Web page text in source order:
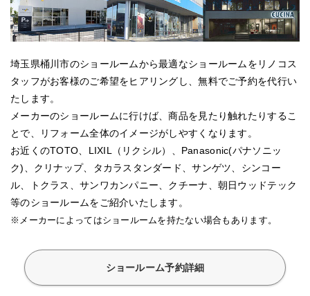
埼玉県桶川市のショールームから最適なショールームをリノコス
タッフがお客様のご希望をヒアリングし、無料でご予約を代行い
たします。
メーカーのショールームに行けば、商品を見たり触れたりするこ
とで、リフォーム全体のイメージがしやすくなります。
お近くのTOTO、LIXIL（リクシル）、Panasonic(パナソニッ
ク)、クリナップ、タカラスタンダード、サンゲツ、シンコー
ル、トクラス、サンワカンパニー、クチーナ、朝日ウッドテック
等のショールームをご紹介いたします。
※メーカーによってはショールームを持たない場合もあります。
ショールーム予約詳細